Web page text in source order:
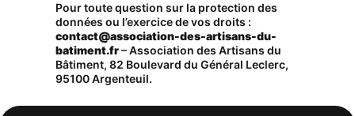
Pour toute question sur la protection des
données ou l’exercice de vos droits :
contact@association-des-artisans-du-
batiment.fr– Association des Artisans du
Bâtiment, 82 Boulevard du Général Leclerc,
95100 Argenteuil.